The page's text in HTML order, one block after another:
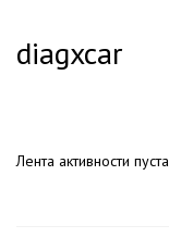
diagxcar
Лента активности пуста